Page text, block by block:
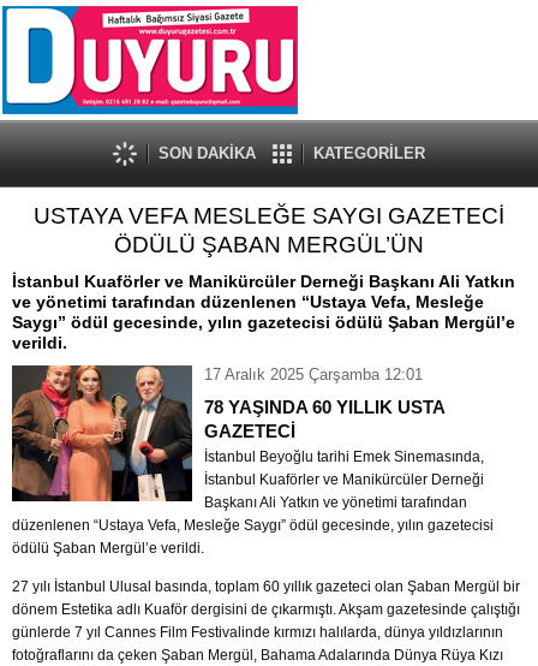
SON DAKİKA KATEGORİLER
USTAYA VEFA MESLEĞE SAYGI GAZETECİ
ÖDÜLÜ ŞABAN MERGÜL’ÜN
İstanbul Kuaförler ve Manikürcüler Derneği Başkanı Ali Yatkın
ve yönetimi tarafından düzenlenen “Ustaya Vefa, Mesleğe
Saygı” ödül gecesinde, yılın gazetecisi ödülü Şaban Mergül’e
verildi.
17 Aralık 2025 Çarşamba 12:01
78 YAŞINDA 60 YILLIK USTA
GAZETECİ
İstanbul Beyoğlu tarihi Emek Sinemasında,
İstanbul Kuaförler ve Manikürcüler Derneği
Başkanı Ali Yatkın ve yönetimi tarafından
düzenlenen “Ustaya Vefa, Mesleğe Saygı” ödül gecesinde, yılın gazetecisi
ödülü Şaban Mergül’e verildi.
27 yılı İstanbul Ulusal basında, toplam 60 yıllık gazeteci olan Şaban Mergül bir
dönem Estetika adlı Kuaför dergisini de çıkarmıştı. Akşam gazetesinde çalıştığı
günlerde 7 yıl Cannes Film Festivalinde kırmızı halılarda, dünya yıldızlarının
fotoğraflarını da çeken Şaban Mergül, Bahama Adalarında Dünya Rüya Kızı